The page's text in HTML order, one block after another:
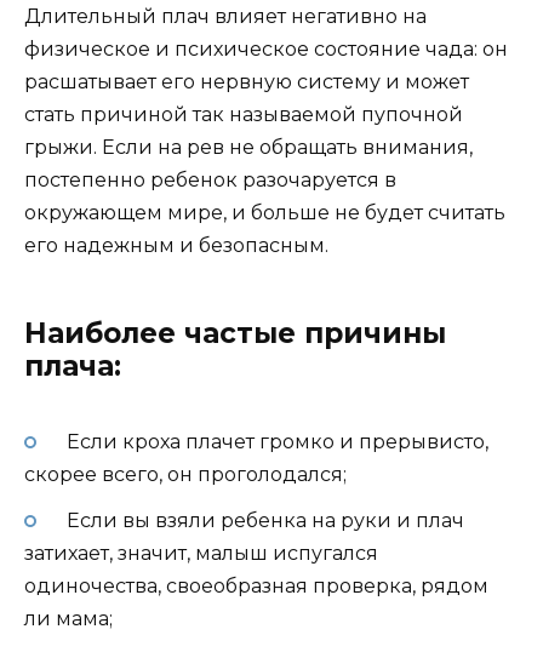
Длительный плач влияет негативно на
физическое и психическое состояние чада: он
расшатывает его нервную систему и может
стать причиной так называемой пупочной
грыжи. Если на рев не обращать внимания,
постепенно ребенок разочаруется в
окружающем мире, и больше не будет считать
его надежным и безопасным.
Наиболее частые причины
плача:
Если кроха плачет громко и прерывисто,
скорее всего, он проголодался;
Если вы взяли ребенка на руки и плач
затихает, значит, малыш испугался
одиночества, своеобразная проверка, рядом
ли мама;